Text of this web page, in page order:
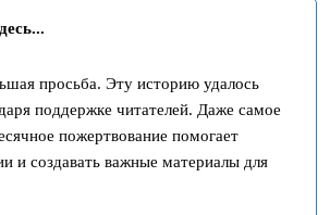
просьба. Эту историю удалось
поддержке читателей. Даже самое
пожертвование помогает
и создавать важные материалы для